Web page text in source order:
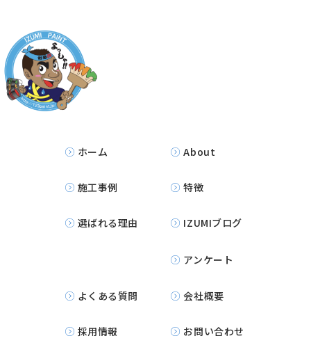
ホーム About
施工事例 特徴
選ばれる理由 IZUMIブログ
アンケート
よくある質問 会社概要
採用情報 お問い合わせ